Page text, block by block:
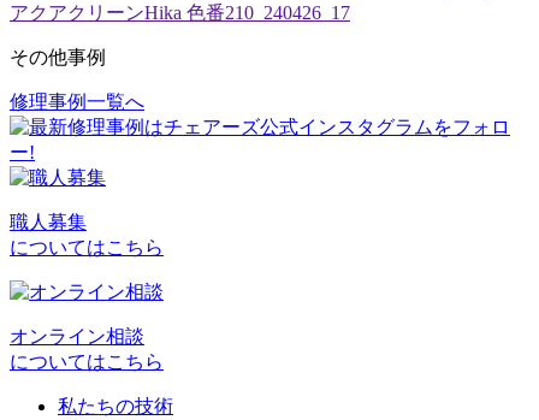
その他事例
投
稿
ナ
ビ
ゲ
ー
シ
ョ
修理事例一覧へ
職人募集
についてはこちら
オンライン相談
についてはこちら
私たちの技術